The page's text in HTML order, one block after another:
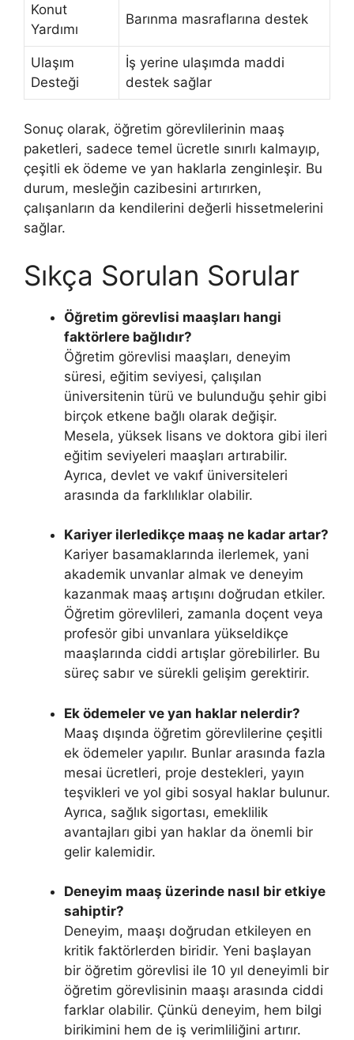
Konut
Yardımı
Barınma masraflarına destek
Ulaşım
Desteği
İş yerine ulaşımda maddi
destek sağlar
Sonuç olarak, öğretim görevlilerinin maaş
paketleri, sadece temel ücretle sınırlı kalmayıp,
çeşitli ek ödeme ve yan haklarla zenginleşir. Bu
durum, mesleğin cazibesini artırırken,
çalışanların da kendilerini değerli hissetmelerini
sağlar.
Sıkça Sorulan Sorular
Öğretim görevlisi maaşları hangi
faktörlere bağlıdır?
Öğretim görevlisi maaşları, deneyim
süresi, eğitim seviyesi, çalışılan
üniversitenin türü ve bulunduğu şehir gibi
birçok etkene bağlı olarak değişir.
Mesela, yüksek lisans ve doktora gibi ileri
eğitim seviyeleri maaşları artırabilir.
Ayrıca, devlet ve vakıf üniversiteleri
arasında da farklılıklar olabilir.
Kariyer ilerledikçe maaş ne kadar artar?
Kariyer basamaklarında ilerlemek, yani
akademik unvanlar almak ve deneyim
kazanmak maaş artışını doğrudan etkiler.
Öğretim görevlileri, zamanla doçent veya
profesör gibi unvanlara yükseldikçe
maaşlarında ciddi artışlar görebilirler. Bu
süreç sabır ve sürekli gelişim gerektirir.
Ek ödemeler ve yan haklar nelerdir?
Maaş dışında öğretim görevlilerine çeşitli
ek ödemeler yapılır. Bunlar arasında fazla
mesai ücretleri, proje destekleri, yayın
teşvikleri ve yol gibi sosyal haklar bulunur.
Ayrıca, sağlık sigortası, emeklilik
avantajları gibi yan haklar da önemli bir
gelir kalemidir.
Deneyim maaş üzerinde nasıl bir etkiye
sahiptir?
Deneyim, maaşı doğrudan etkileyen en
kritik faktörlerden biridir. Yeni başlayan
bir öğretim görevlisi ile 10 yıl deneyimli bir
öğretim görevlisinin maaşı arasında ciddi
farklar olabilir. Çünkü deneyim, hem bilgi
birikimini hem de iş verimliliğini artırır.